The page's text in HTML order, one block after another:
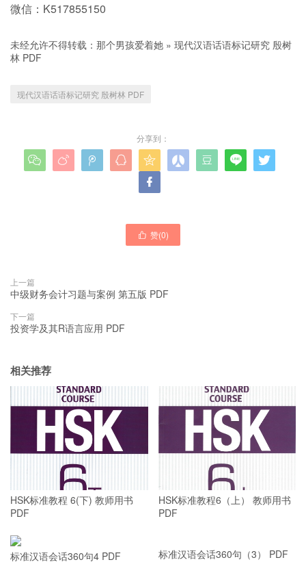
微信：K517855150
未经允许不得转载： 那个男孩爱着她 » 现代汉语话语标记研究 殷树
林 PDF
现代汉语话语标记研究 殷树林 PDF
分享到：
       


 赞(0)
上一篇
中级财务会计习题与案例 第五版 PDF
下一篇
投资学及其R语言应用 PDF
相关推荐
HSK标准教程 6(下) 教师用书
PDF
HSK标准教程6（上） 教师用书
PDF
标准汉语会话360句4 PDF